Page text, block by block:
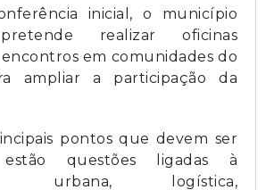
inicial, o município
realizar oficinas
em comunidades do
ampliar a participação da
pontos que devem ser
estão questões ligadas à
urbana, logística,